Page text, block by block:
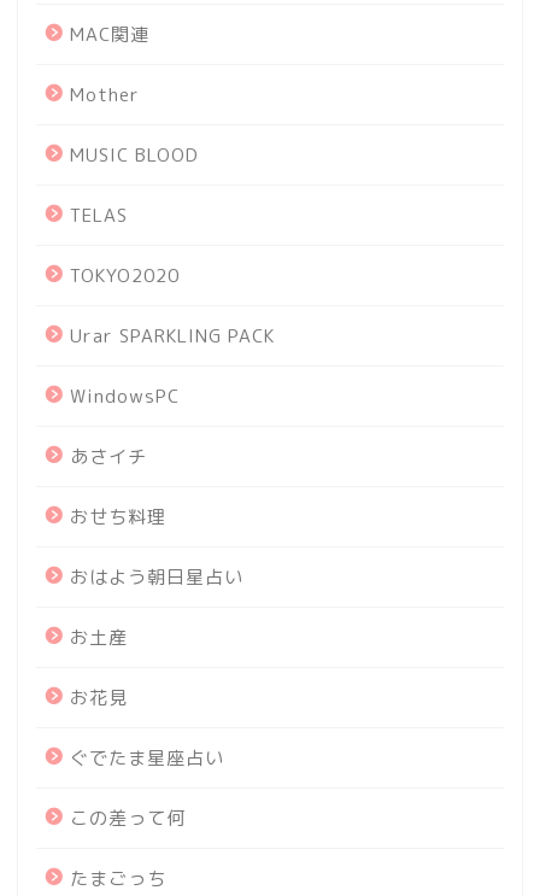
MAC関連
Mother
MUSIC BLOOD
TELAS
TOKYO2020
Urar SPARKLING PACK
WindowsPC
あさイチ
おせち料理
おはよう朝日星占い
お土産
お花見
ぐでたま星座占い
この差って何
たまごっち